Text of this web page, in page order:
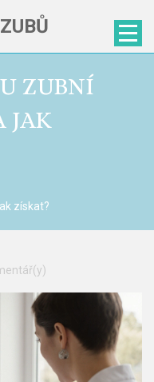
ZUBNÍ
JAK
získat?